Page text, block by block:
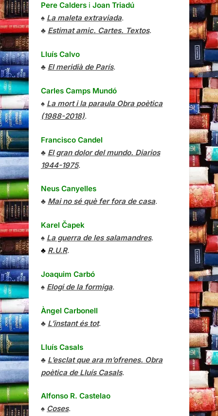
Pere Calders i Joan Triadú
♠ La maleta extraviada.
♣ Estimat amic. Cartes. Textos.
Lluís Calvo
♣ El meridià de París.
Carles Camps Mundó
♠ La mort i la paraula Obra poètica
(1988-2018).
Francisco Candel
♣ El gran dolor del mundo. Diarios
1944-1975.
Neus Canyelles
♣ Mai no sé què fer fora de casa.
Karel Čapek
♠ La guerra de les salamandres.
♣ R.U.R.
Joaquim Carbó
♠ Elogi de la formiga.
Àngel Carbonell
♣ L’instant és tot.
Lluís Casals
♣ L’esclat que ara m’ofrenes. Obra
poètica de Lluís Casals.
Alfonso R. Castelao
♠ Coses.